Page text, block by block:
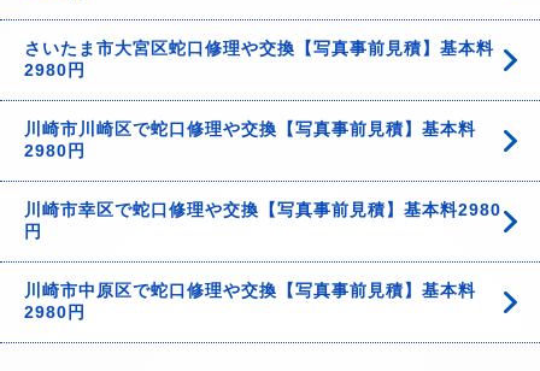
さいたま市大宮区蛇口修理や交換【写真事前見積】基本料
2980円
川崎市川崎区で蛇口修理や交換【写真事前見積】基本料
2980円
川崎市幸区で蛇口修理や交換【写真事前見積】基本料2980
円
川崎市中原区で蛇口修理や交換【写真事前見積】基本料
2980円